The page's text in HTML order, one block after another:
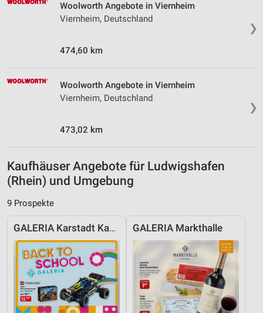
❯
Woolworth Angebote in Viernheim
Viernheim, Deutschland
474,60 km
❯
Woolworth Angebote in Viernheim
Viernheim, Deutschland
473,02 km
Kaufhäuser Angebote für Ludwigshafen
(Rhein) und Umgebung
9 Prospekte
GALERIA Karstadt Kaufhof GALERIA Markthalle